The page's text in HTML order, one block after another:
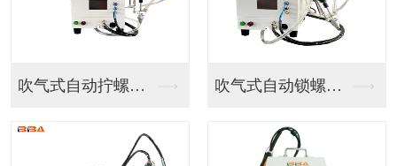
吹气式自动拧螺丝机 吹气式自动锁螺丝机